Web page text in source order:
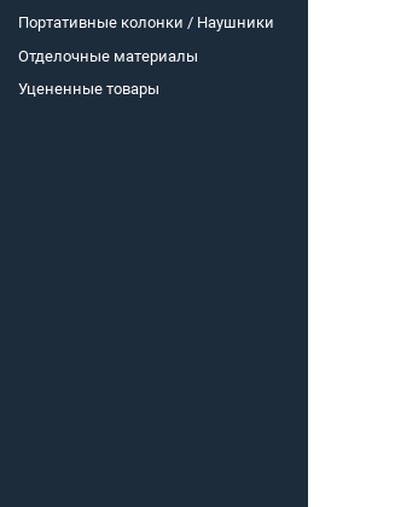
Портативные колонки / Наушники
Отделочные материалы
Уцененные товары